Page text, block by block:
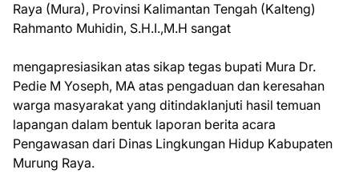
Raya (Mura), Provinsi Kalimantan Tengah (Kalteng)
Rahmanto Muhidin, S.H.I.,M.H sangat
mengapresiasikan atas sikap tegas bupati Mura Dr.
Pedie M Yoseph, MA atas pengaduan dan keresahan
warga masyarakat yang ditindaklanjuti hasil temuan
lapangan dalam bentuk laporan berita acara
Pengawasan dari Dinas Lingkungan Hidup Kabupaten
Murung Raya.